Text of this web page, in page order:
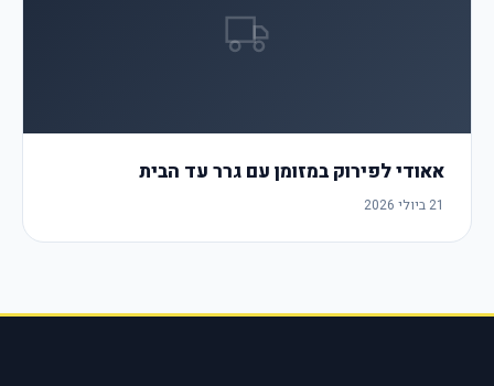
אאודי לפירוק במזומן עם גרר עד הבית
21 ביולי 2026